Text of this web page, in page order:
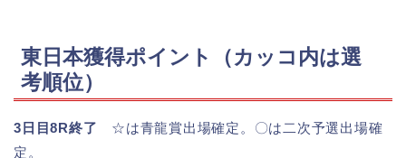
東日本獲得ポイント（カッコ内は選
考順位）
3日目8R終了 ☆は青龍賞出場確定。〇は二次予選出場確
定。